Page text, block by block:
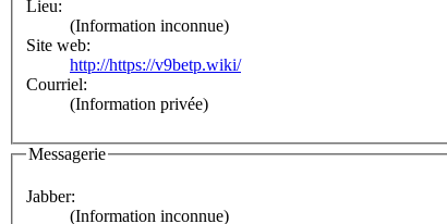
Lieu:
(Information inconnue)
Site web:
http://https://v9betp.wiki/
Courriel:
(Information privée)
Messagerie
Jabber:
(Information inconnue)